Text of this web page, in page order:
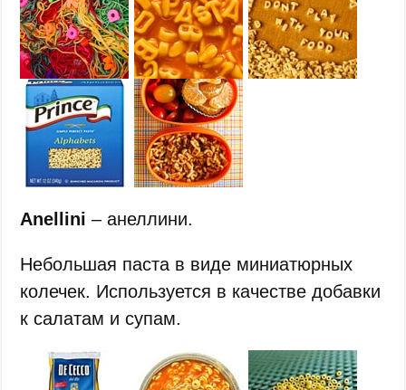
Anellini – анеллини.
Небольшая паста в виде миниатюрных
колечек. Используется в качестве добавки
к салатам и супам.